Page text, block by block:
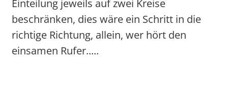
Einteilung jeweils auf zwei Kreise
beschränken, dies wäre ein Schritt in die
richtige Richtung, allein, wer hört den
einsamen Rufer.....